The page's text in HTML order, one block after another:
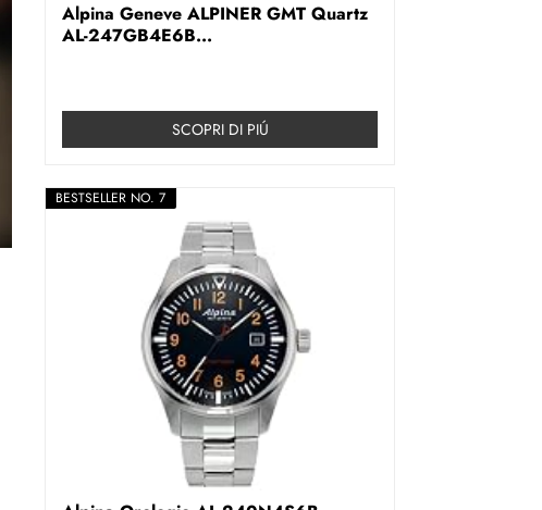
Alpina Geneve ALPINER GMT Quartz
AL-247GB4E6B...
SCOPRI DI PIÚ
BESTSELLER NO. 7